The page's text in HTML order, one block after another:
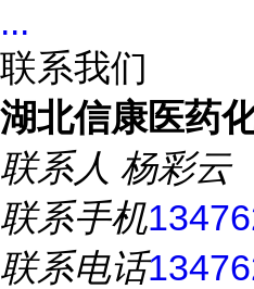
...
联系我们
湖北信康医药
联系人 杨彩云
联系手机
联系电话